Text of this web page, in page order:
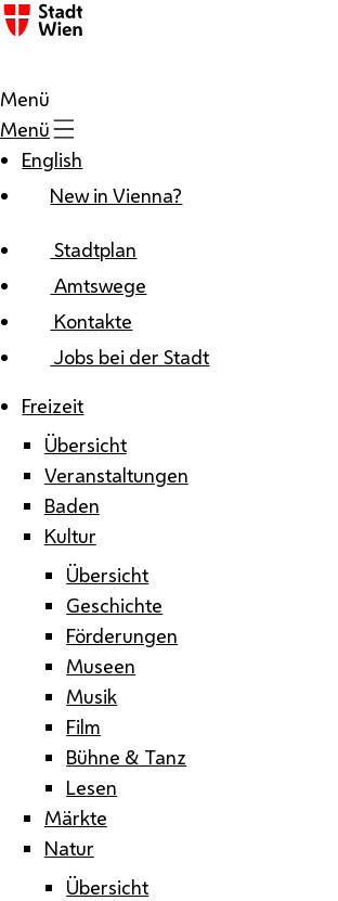
Zum Inhalt
Menü
Menü
English
New in Vienna?
Stadtplan
Amtswege
Kontakte
Jobs bei der Stadt
Freizeit
Übersicht
Veranstaltungen
Baden
Kultur
Übersicht
Geschichte
Förderungen
Museen
Musik
Film
Bühne & Tanz
Lesen
Märkte
Natur
Übersicht